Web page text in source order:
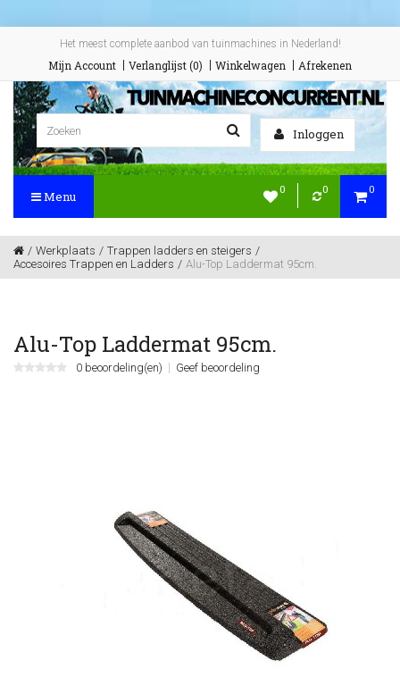
Het meest complete aanbod van tuinmachines in Nederland!
Mijn Account Verlanglijst (0) Winkelwagen Afrekenen
Inloggen
0 0 0
Menu
Werkplaats
Trappen ladders en steigers
Accesoires Trappen en Ladders
Alu-Top Laddermat 95cm.
Alu-Top Laddermat 95cm.
0 beoordeling(en) Geef beoordeling